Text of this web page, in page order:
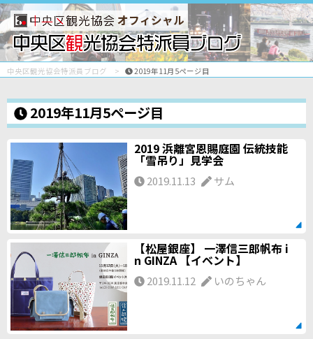
オフィシャル
中央区観光協会特派員ブログ 2019年11月5ページ目
2019年11月5ページ目
2019 浜離宮恩賜庭園 伝統技能
「雪吊り」見学会
2019.11.13 サム
【松屋銀座】 一澤信三郎帆布 i
n GINZA 【イベント】
2019.11.12 いのちゃん